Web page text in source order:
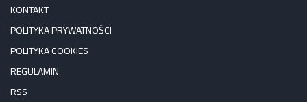
KONTAKT
POLITYKA PRYWATNOŚCI
POLITYKA COOKIES
REGULAMIN
RSS